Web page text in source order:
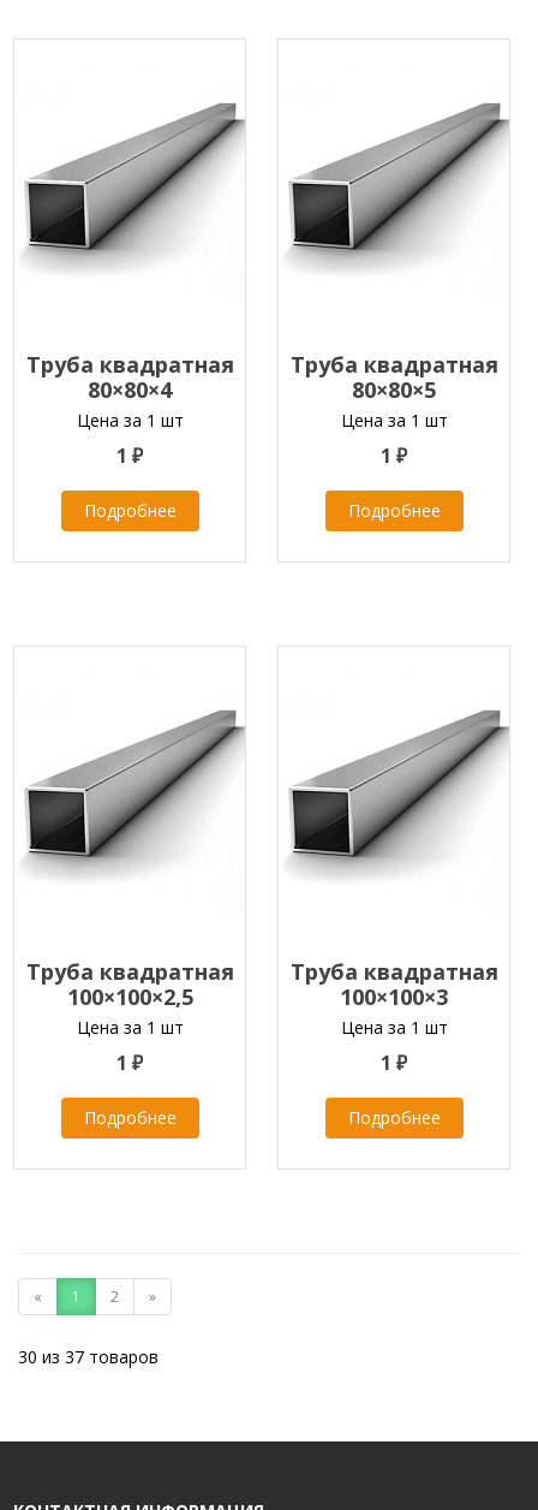
Труба квадратная
80×80×4
Цена за 1 шт
1 ₽
Подробнее
Труба квадратная
80×80×5
Цена за 1 шт
1 ₽
Подробнее
Труба квадратная
100×100×2,5
Цена за 1 шт
1 ₽
Подробнее
Труба квадратная
100×100×3
Цена за 1 шт
1 ₽
Подробнее
« 1 2 »
30 из 37 товаров